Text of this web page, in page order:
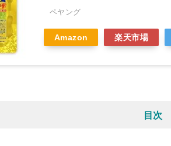
ペヤング
Amazon 楽天市場
目次